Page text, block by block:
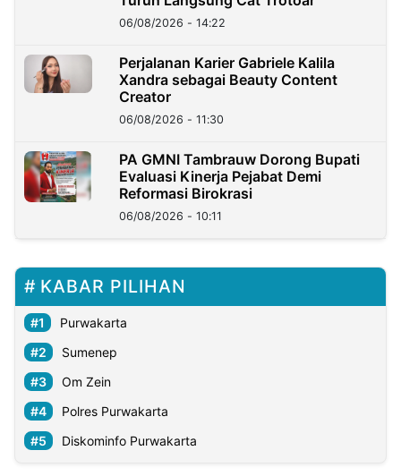
06/08/2026 - 14:22
Perjalanan Karier Gabriele Kalila
Xandra sebagai Beauty Content
Creator
06/08/2026 - 11:30
PA GMNI Tambrauw Dorong Bupati
Evaluasi Kinerja Pejabat Demi
Reformasi Birokrasi
06/08/2026 - 10:11
KABAR PILIHAN
Purwakarta
Sumenep
Om Zein
Polres Purwakarta
Diskominfo Purwakarta